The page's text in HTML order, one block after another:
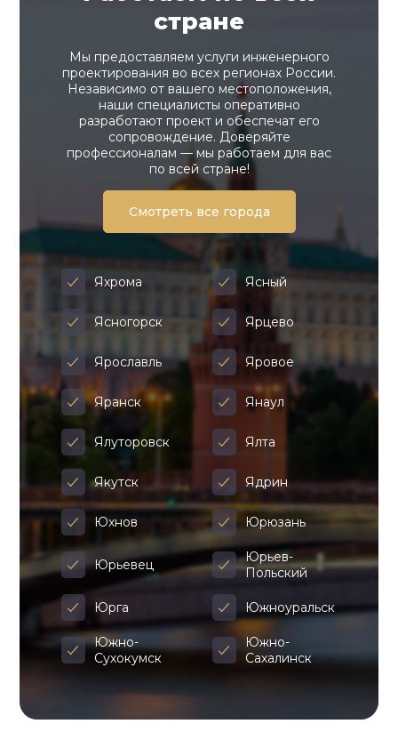
стране
Мы предоставляем услуги инженерного
проектирования во всех регионах России.
Независимо от вашего местоположения,
наши специалисты оперативно
разработают проект и обеспечат его
сопровождение. Доверяйте
профессионалам — мы работаем для вас
по всей стране!
Смотреть все города
Яхрома Ясный
Ясногорск Ярцево
Ярославль Яровое
Яранск Янаул
Ялуторовск Ялта
Якутск Ядрин
Юхнов Юрюзань
Юрьевец
Юрьев-
Польский
Юрга Южноуральск
Южно-
Сухокумск
Южно-
Сахалинск